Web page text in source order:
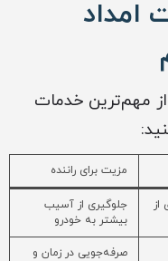
امداد
مهم‌ترین خدمات
مزیت برای راننده
جلوگیری از آسیب
بیشتر به خودرو
صرفه‌جویی در زمان و